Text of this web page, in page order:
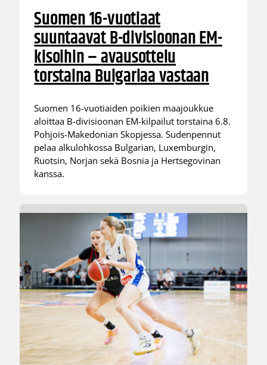
Suomen 16-vuotiaat
suuntaavat B-divisioonan EM-
kisoihin – avausottelu
torstaina Bulgariaa vastaan
Suomen 16-vuotiaiden poikien maajoukkue
aloittaa B-divisioonan EM-kilpailut torstaina 6.8.
Pohjois-Makedonian Skopjessa. Sudenpennut
pelaa alkulohkossa Bulgarian, Luxemburgin,
Ruotsin, Norjan sekä Bosnia ja Hertsegovinan
kanssa.